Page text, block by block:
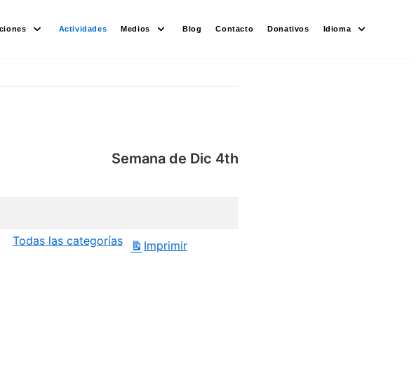
Actividades Medios Blog Contacto Donativos Idioma
Semana de Dic 4th
Todas las categorías Imprimir